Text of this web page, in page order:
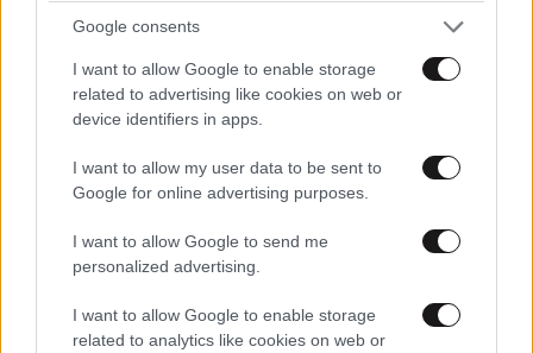
Google consents
I want to allow Google to enable storage
related to advertising like cookies on web or
device identifiers in apps.
I want to allow my user data to be sent to
Google for online advertising purposes.
I want to allow Google to send me
personalized advertising.
I want to allow Google to enable storage
related to analytics like cookies on web or